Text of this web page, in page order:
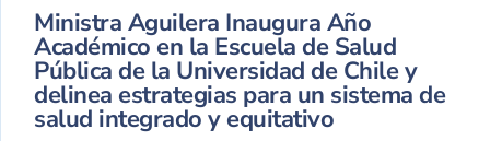
Ministra Aguilera Inaugura Año
Académico en la Escuela de Salud
Pública de la Universidad de Chile y
delinea estrategias para un sistema de
salud integrado y equitativo